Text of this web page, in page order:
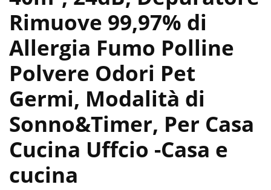
Rimuove 99,97% di
Allergia Fumo Polline
Polvere Odori Pet
Germi, Modalità di
Sonno&Timer, Per Casa
Cucina Uffcio -Casa e
cucina